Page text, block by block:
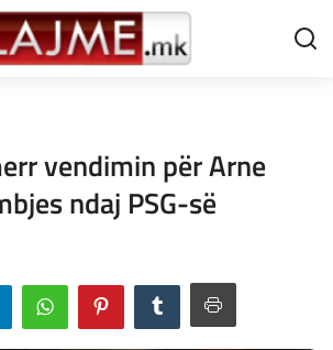
vendimin për Arne
ndaj PSG-së